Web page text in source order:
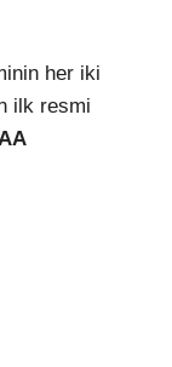
her iki
ilk resmi